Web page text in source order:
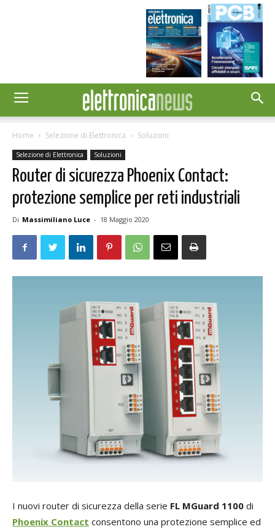
Home Selezione di Elettronica Soluzioni
Selezione di Elettronica Soluzioni
Router di sicurezza Phoenix Contact:
protezione semplice per reti industriali
Di Massimiliano Luce - 18 Maggio 2020
I nuovi router di sicurezza della serie FL MGuard 1100 di
Phoenix Contact consentono una protezione semplice ed